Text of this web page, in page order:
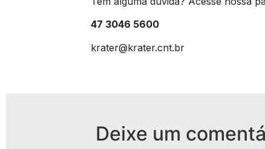
47 3046 5600
krater@krater.cnt.br
Deixe um